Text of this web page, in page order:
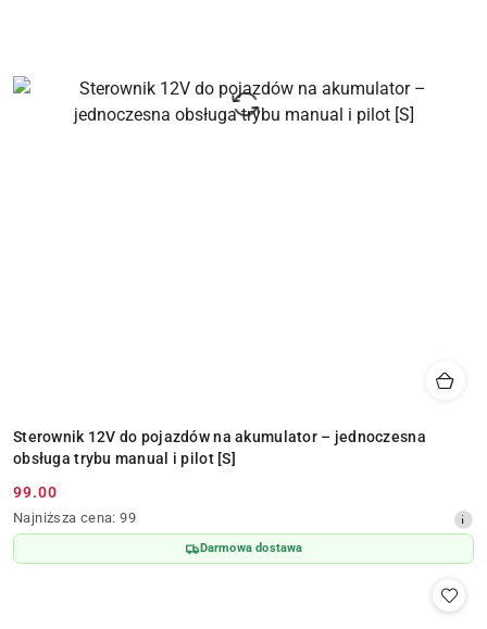
Sterownik 12V do pojazdów na akumulator – jednoczesna
obsługa trybu manual i pilot [S]
Cena
promocyjna:
99.00
Najniższa
cena
z
Najniższa cena: 99
Darmowa dostawa